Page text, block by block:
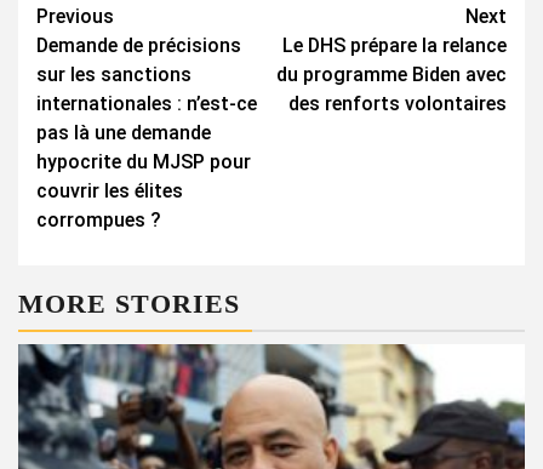
Continue
Reading
Previous
Demande de précisions
sur les sanctions
internationales : n’est-ce
pas là une demande
hypocrite du MJSP pour
couvrir les élites
corrompues ?
Next
Le DHS prépare la relance
du programme Biden avec
des renforts volontaires
MORE STORIES